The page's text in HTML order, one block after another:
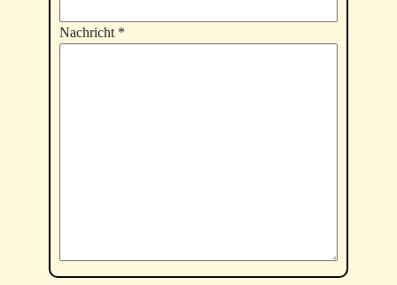
Nachricht *